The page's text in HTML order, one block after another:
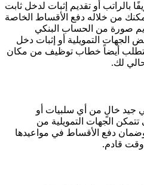
بالراتب أو تقديم إثبات لدخل ثابت
من خلاله دفع الأقساط الخاصة
صورة من الحساب البنكي
الجهات التمويلية أو إثبات دخل
أيضاً خطاب توظيف من مكان
لك.
جيد خالٍ من أي سلبيات أو
الجهات التمويلية من
دفع الأقساط في مواعيدها
قادم.